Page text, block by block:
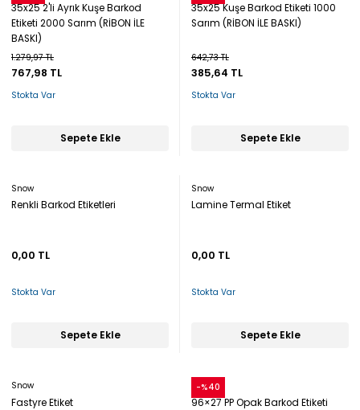
35x25 2'li Ayrık Kuşe Barkod
Etiketi 2000 Sarım (RİBON İLE
BASKI)
1.279,97 TL
767,98 TL
Stokta Var
Sepete Ekle
35x25 Kuşe Barkod Etiketi 1000
Sarım (RİBON İLE BASKI)
642,73 TL
385,64 TL
Stokta Var
Sepete Ekle
Snow
Renkli Barkod Etiketleri
0,00 TL
Stokta Var
Sepete Ekle
Snow
Lamine Termal Etiket
0,00 TL
Stokta Var
Sepete Ekle
Snow
Fastyre Etiket
-%40
Snow
96×27 PP Opak Barkod Etiketi